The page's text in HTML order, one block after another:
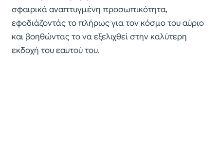
σφαιρικά αναπτυγμένη προσωπικότητα,
εφοδιάζοντάς το πλήρως για τον κόσμο του αύριο
και βοηθώντας το να εξελιχθεί στην καλύτερη
εκδοχή του εαυτού του.